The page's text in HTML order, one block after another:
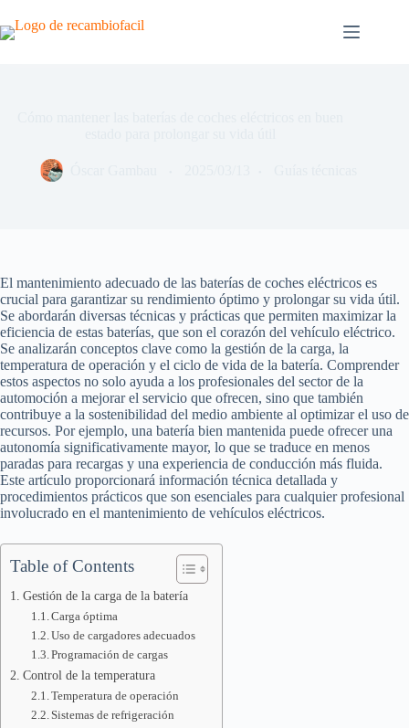
al
contenido
El mantenimiento adecuado de las baterías de coches eléctricos es
crucial para garantizar su rendimiento óptimo y prolongar su vida útil.
Se abordarán diversas técnicas y prácticas que permiten maximizar la
eficiencia de estas baterías, que son el corazón del vehículo eléctrico.
Se analizarán conceptos clave como la gestión de la carga, la
temperatura de operación y el ciclo de vida de la batería. Comprender
estos aspectos no solo ayuda a los profesionales del sector de la
automoción a mejorar el servicio que ofrecen, sino que también
contribuye a la sostenibilidad del medio ambiente al optimizar el uso de
recursos. Por ejemplo, una batería bien mantenida puede ofrecer una
autonomía significativamente mayor, lo que se traduce en menos
paradas para recargas y una experiencia de conducción más fluida.
Este artículo proporcionará información técnica detallada y
procedimientos prácticos que son esenciales para cualquier profesional
involucrado en el mantenimiento de vehículos eléctricos.
Table of Contents
Gestión de la carga de la batería
Carga óptima
Uso de cargadores adecuados
Programación de cargas
Control de la temperatura
Temperatura de operación
Sistemas de refrigeración